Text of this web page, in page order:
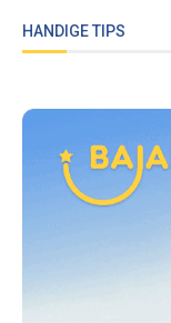
HANDIGE TIPS